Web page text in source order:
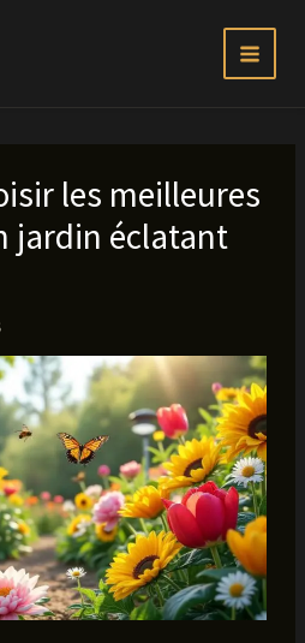
les meilleures
jardin éclatant